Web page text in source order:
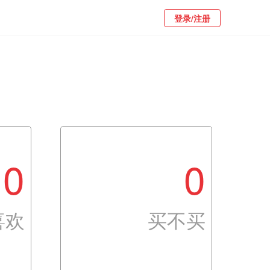
登录/注册
0 0
买不买